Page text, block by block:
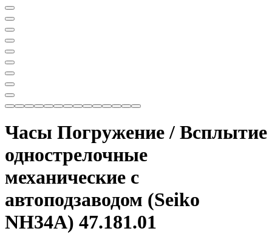
Часы Погружение / Всплытие
однострелочные
механические с
автоподзаводом (Seiko
NH34A) 47.181.01